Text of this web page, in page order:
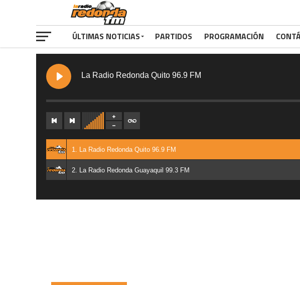
La Radio Redonda Quito 96.9 FM
1. La Radio Redonda Quito 96.9 FM
2. La Radio Redonda Guayaquil 99.3 FM
ÚLTIMAS NOTICIAS PARTIDOS PROGRAMACIÓN